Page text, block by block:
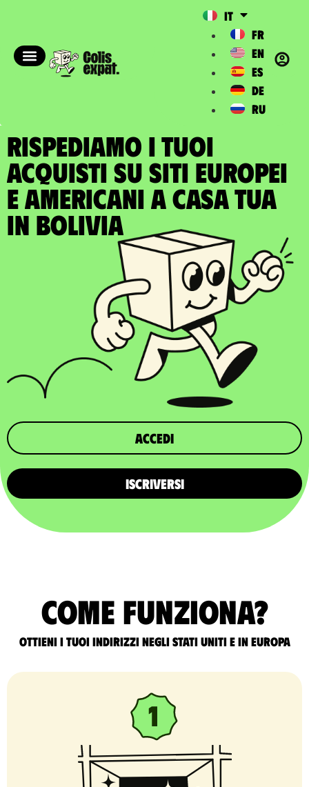
IT
FR
EN
ES
DE
RU
RISPEDIAMO I TUOI
ACQUISTI SU SITI EUROPEI
E AMERICANI A casa tua
in Bolivia
Accedi
ISCRIVERSI
Come funziona?
Ottieni i tuoi indirizzi negli Stati Uniti e in Europa